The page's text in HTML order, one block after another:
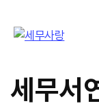
세무서